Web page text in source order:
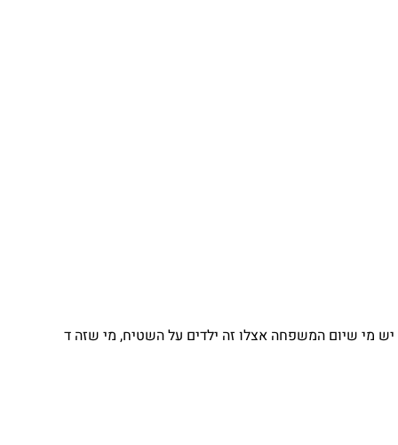
מי שיום המשפחה אצלו זה ילדים על השטיח, מי שזה ד